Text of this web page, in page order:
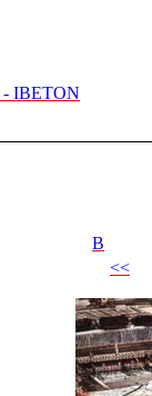
- IBETON
B
<<